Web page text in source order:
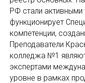
РФ стали активными
функционирует
компетенции,
Преподаватели
колледжа №1
экспертами
уровне в рамках